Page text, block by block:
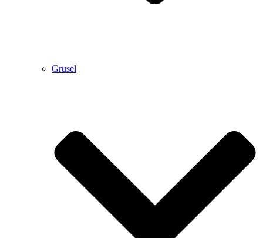
Grusel